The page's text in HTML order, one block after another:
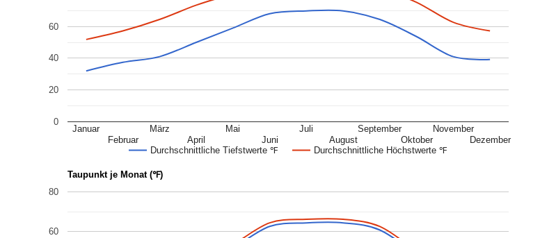
Durchschnittliche Tiefstwerte ℉ Durchschnittliche Höchstwerte ℉
Januar
Februar
März
April
Mai
Juni
Juli
August
September
Oktober
November
Dezember
0
20
40
60
Taupunkt je Monat (℉)
60
80